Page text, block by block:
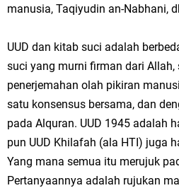
manusia, Taqiyudin an-Nabhani,
UUD dan kitab suci adalah
suci yang murni firman dari Allah,
penerjemahan olah pikiran
satu konsensus bersama, dan
pada Alquran. UUD 1945 adalah
pun UUD Khilafah (ala HTI) juga
Yang mana semua itu merujuk
Pertanyaannya adalah rujukan